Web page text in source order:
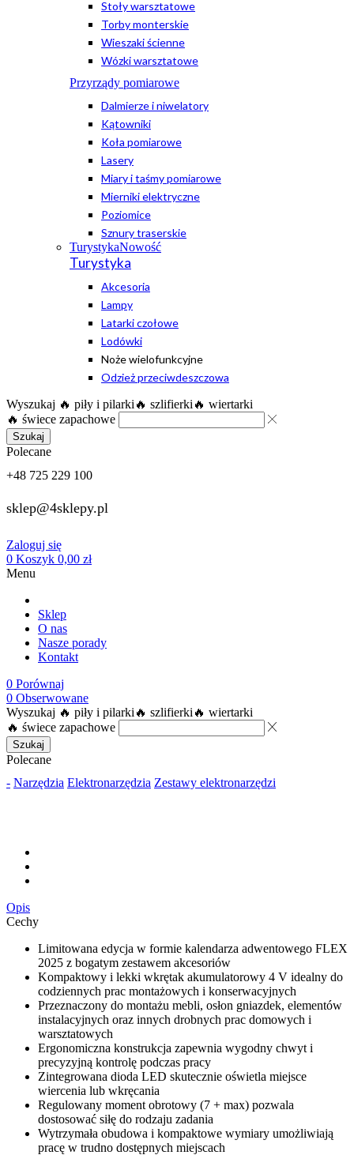
Stoły warsztatowe
Torby monterskie
Wieszaki ścienne
Wózki warsztatowe
Przyrządy pomiarowe
Dalmierze i niwelatory
Kątowniki
Koła pomiarowe
Lasery
Miary i taśmy pomiarowe
Mierniki elektryczne
Poziomice
Sznury traserskie
TurystykaNowość
Turystyka
Akcesoria
Lampy
Latarki czołowe
Lodówki
Noże wielofunkcyjne
Odzież przeciwdeszczowa
Wyszukaj 🔥 piły i pilarki 🔥 szlifierki 🔥 wiertarki
🔥 świece zapachowe
Szukaj
Polecane
+48 725 229 100
sklep@4sklepy.pl
Zaloguj się
0 Koszyk 0,00 zł
Menu
Sklep
O nas
Nasze porady
Kontakt
0 Porównaj
0 Obserwowane
Wyszukaj 🔥 piły i pilarki 🔥 szlifierki 🔥 wiertarki
🔥 świece zapachowe
Szukaj
Polecane
- Narzędzia Elektronarzędzia Zestawy elektronarzędzi
Opis
Cechy
Limitowana edycja w formie kalendarza adwentowego FLEX
2025 z bogatym zestawem akcesoriów
Kompaktowy i lekki wkrętak akumulatorowy 4 V idealny do
codziennych prac montażowych i konserwacyjnych
Przeznaczony do montażu mebli, osłon gniazdek, elementów
instalacyjnych oraz innych drobnych prac domowych i
warsztatowych
Ergonomiczna konstrukcja zapewnia wygodny chwyt i
precyzyjną kontrolę podczas pracy
Zintegrowana dioda LED skutecznie oświetla miejsce
wiercenia lub wkręcania
Regulowany moment obrotowy (7 + max) pozwala
dostosować siłę do rodzaju zadania
Wytrzymała obudowa i kompaktowe wymiary umożliwiają
pracę w trudno dostępnych miejscach